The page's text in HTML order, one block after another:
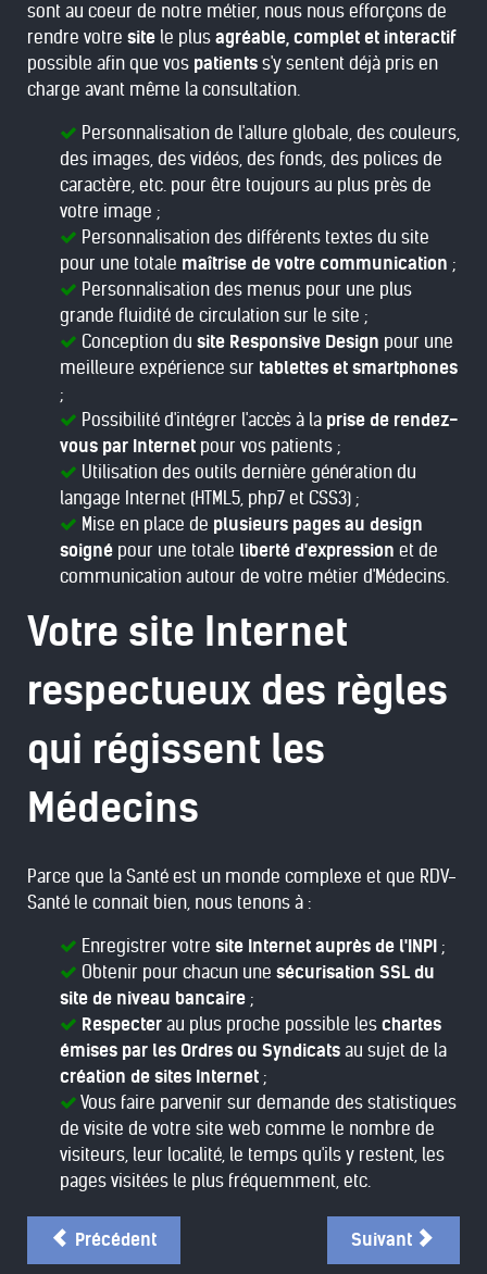
sont au coeur de notre métier, nous nous efforçons de
rendre votre site le plus agréable, complet et interactif
possible afin que vos patients s'y sentent déjà pris en
charge avant même la consultation.
Personnalisation de l'allure globale, des couleurs,
des images, des vidéos, des fonds, des polices de
caractère, etc. pour être toujours au plus près de
votre image ;
Personnalisation des différents textes du site
pour une totale maîtrise de votre communication ;
Personnalisation des menus pour une plus
grande fluidité de circulation sur le site ;
Conception du site Responsive Design pour une
meilleure expérience sur tablettes et smartphones
;
Possibilité d'intégrer l'accès à la prise de rendez-
vous par Internet pour vos patients ;
Utilisation des outils dernière génération du
langage Internet (HTML5, php7 et CSS3) ;
Mise en place de plusieurs pages au design
soigné pour une totale liberté d'expression et de
communication autour de votre métier d'Médecins.
Votre site Internet
respectueux des règles
qui régissent les
Médecins
Parce que la Santé est un monde complexe et que RDV-
Santé le connait bien, nous tenons à :
Enregistrer votre site Internet auprès de l'INPI ;
Obtenir pour chacun une sécurisation SSL du
site de niveau bancaire ;
Respecter au plus proche possible les chartes
émises par les Ordres ou Syndicats au sujet de la
création de sites Internet ;
Vous faire parvenir sur demande des statistiques
de visite de votre site web comme le nombre de
visiteurs, leur localité, le temps qu'ils y restent, les
pages visitées le plus fréquemment, etc.
Précédent Suivant